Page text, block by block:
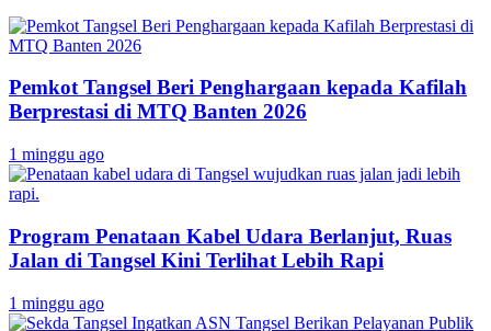
Pemkot Tangsel Beri Penghargaan kepada Kafilah
Berprestasi di MTQ Banten 2026
1 minggu ago
Program Penataan Kabel Udara Berlanjut, Ruas
Jalan di Tangsel Kini Terlihat Lebih Rapi
1 minggu ago